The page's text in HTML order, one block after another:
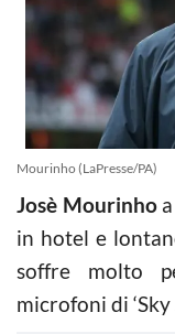
Mourinho (LaPresse/PA)
Josè Mourinhoa
in hotel e
soffre molto
microfoni di